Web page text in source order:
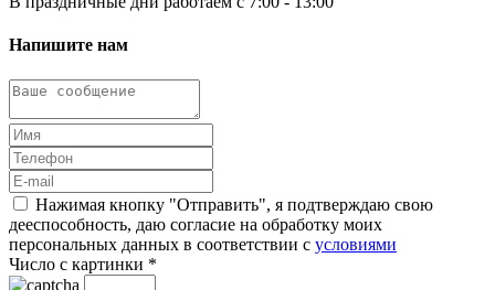
Напишите нам
Нажимая кнопку "Отправить", я подтверждаю свою
дееспособность, даю согласие на обработку моих
персональных данных в соответствии с условиями
Число с картинки *